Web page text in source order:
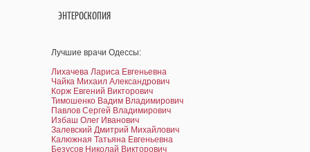
ЭНТЕРОСКОПИЯ
Лучшие врачи Одессы:
Лихачева Лариса Евгеньевна
Чайка Михаил Александрович
Корж Евгений Викторович
Тимошенко Вадим Владимирович
Павлов Сергей Владимирович
Избаш Олег Иванович
Залевский Дмитрий Михайлович
Калюжная Татьяна Евгеньевна
Безусов Николай Викторович